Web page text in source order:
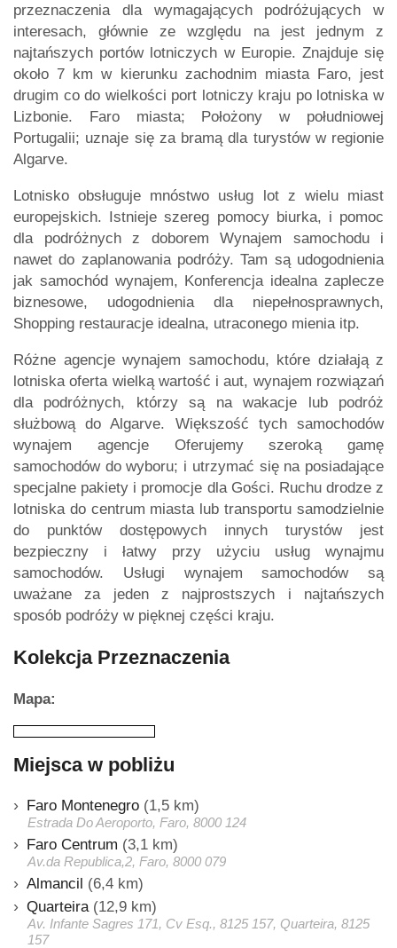
przeznaczenia dla wymagających podróżujących w
interesach, głównie ze względu na jest jednym z
najtańszych portów lotniczych w Europie. Znajduje się
około 7 km w kierunku zachodnim miasta Faro, jest
drugim co do wielkości port lotniczy kraju po lotniska w
Lizbonie. Faro miasta; Położony w południowej
Portugalii; uznaje się za bramą dla turystów w regionie
Algarve.
Lotnisko obsługuje mnóstwo usług lot z wielu miast
europejskich. Istnieje szereg pomocy biurka, i pomoc
dla podróżnych z doborem Wynajem samochodu i
nawet do zaplanowania podróży. Tam są udogodnienia
jak samochód wynajem, Konferencja idealna zaplecze
biznesowe, udogodnienia dla niepełnosprawnych,
Shopping restauracje idealna, utraconego mienia itp.
Różne agencje wynajem samochodu, które działają z
lotniska oferta wielką wartość i aut, wynajem rozwiązań
dla podróżnych, którzy są na wakacje lub podróż
służbową do Algarve. Większość tych samochodów
wynajem agencje Oferujemy szeroką gamę
samochodów do wyboru; i utrzymać się na posiadające
specjalne pakiety i promocje dla Gości. Ruchu drodze z
lotniska do centrum miasta lub transportu samodzielnie
do punktów dostępowych innych turystów jest
bezpieczny i łatwy przy użyciu usług wynajmu
samochodów. Usługi wynajem samochodów są
uważane za jeden z najprostszych i najtańszych
sposób podróży w pięknej części kraju.
Kolekcja Przeznaczenia
Mapa:
Miejsca w pobliżu
Faro Montenegro (1,5 km)
Estrada Do Aeroporto, Faro, 8000 124
Faro Centrum (3,1 km)
Av.da Republica,2, Faro, 8000 079
Almancil (6,4 km)
Quarteira (12,9 km)
Av. Infante Sagres 171, Cv Esq., 8125 157, Quarteira, 8125
157